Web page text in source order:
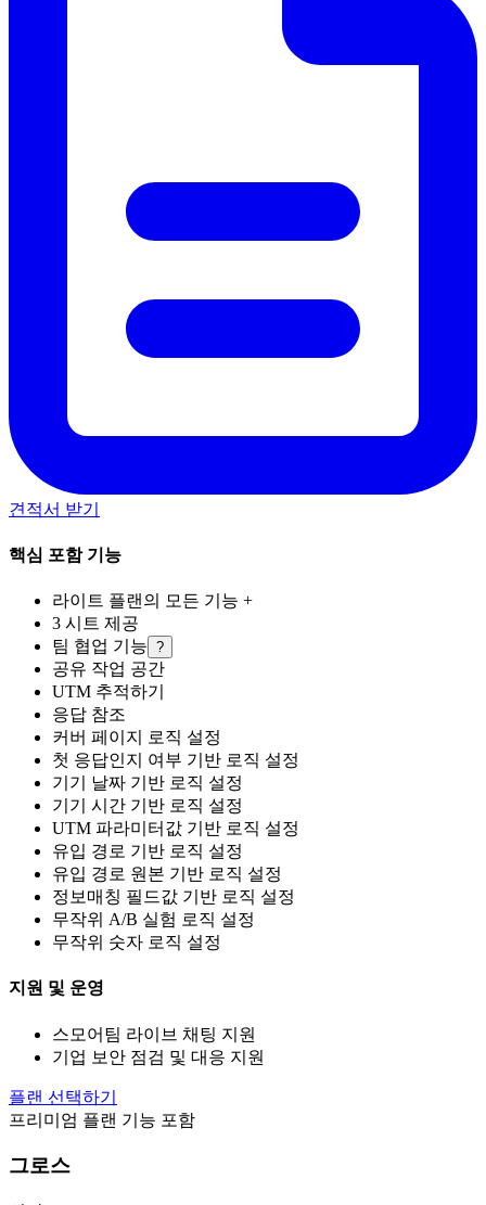
견적서 받기
핵심 포함 기능
라이트 플랜의 모든 기능 +
3 시트 제공
팀 협업 기능 ?
공유 작업 공간
UTM 추적하기
응답 참조
커버 페이지 로직 설정
첫 응답인지 여부 기반 로직 설정
기기 날짜 기반 로직 설정
기기 시간 기반 로직 설정
UTM 파라미터값 기반 로직 설정
유입 경로 기반 로직 설정
유입 경로 원본 기반 로직 설정
정보매칭 필드값 기반 로직 설정
무작위 A/B 실험 로직 설정
무작위 숫자 로직 설정
지원 및 운영
스모어팀 라이브 채팅 지원
기업 보안 점검 및 대응 지원
플랜 선택하기
프리미엄 플랜 기능 포함
그로스